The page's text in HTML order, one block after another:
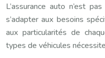
L’assurance auto n’est
s’adapter aux besoins
aux particularités de
types de véhicules